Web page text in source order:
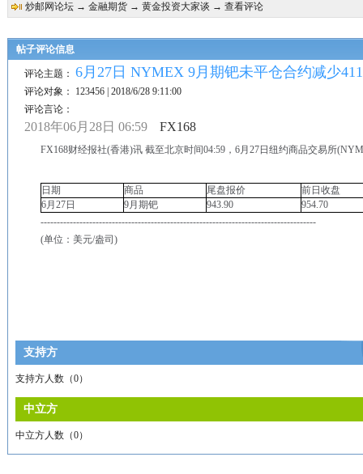
炒邮网论坛→ 金融期货→ 黄金投资大家谈 → 查看评论
帖子评论信息
评论主题： 6月27日 NYMEX 9月期钯未平仓合约减少
评论对象：
123456 | 2018/6/28 9:11:00
评论言论：
2018年06月28日 06:59 FX168
FX168财经报社(香港)讯 截至北京时间04:59，6月27日纽约商品交易所
日期 商品 尾盘报价
前日收盘
6月27日
9月期钯 943.90
954.70
-------------------------------------------------------------------------------------
(单位：美元/盎司)
支持方
支持方人数（0）
中立方
中立方人数（0）